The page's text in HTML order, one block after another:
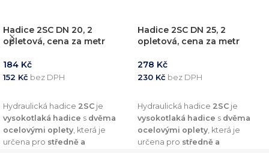
Hadice 2SC DN 20, 2
opletová, cena za metr
184 Kč
152 Kč bez DPH
Hydraulická hadice 2SC je
vysokotlaká hadice s dvěma
ocelovými oplety , která je
určena pro středně a
Hadice 2SC DN 25, 2
opletová, cena za metr
278 Kč
230 Kč bez DPH
Hydraulická hadice 2SC je
vysokotlaká hadice s dvěma
ocelovými oplety , která je
určena pro středně a